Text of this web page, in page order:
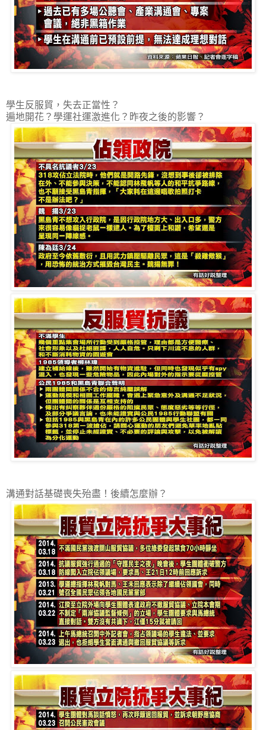
學生反服貿，失去正當性？
遍地開花？學運社運激進化？昨夜之後的影響？
溝通對話基礎喪失殆盡！後續怎麼辦？